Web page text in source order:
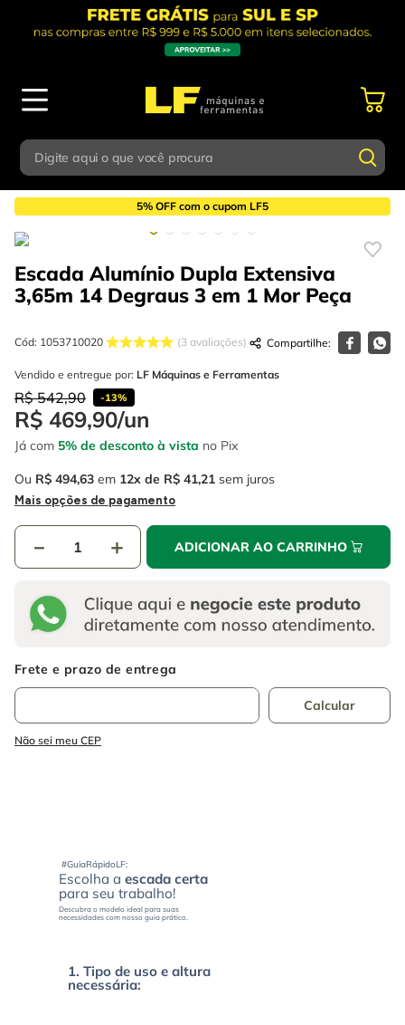
Digite aqui o que você procura
Digite aqui o que você procura
Escadas e Acessórios
5% OFF com o cupom LF5
Escada Alumínio Dupla Extensiva
3,65m 14 Degraus 3 em 1 Mor Peça
Cód: 1053710020 3 avaliações
Vendido e entregue por: LF Máquinas e Ferramentas
R$ 542,90 -13%
R$ 469,90/un
Já com 5% de desconto à vista no Pix
Ou R$ 494,63 em 12 R$ 41,21 sem juros
Mais opções de pagamento
＋
－ ADICIONAR AO CARRINHO
Não sei meu CEP
#GuiaRápidoLF:
Escolha a escada certa
para seu trabalho!
Descubra o modelo ideal para suas
necessidades com nosso guia prático.
1. Tipo de uso e altura
necessária:
Termos mais buscados
2º caixa ferramentas
esmerilhadeira
4º escada
5º serra circular
6 fio
7º serra copo
8º disco corte
luva
Termos mais buscados
º parafusadeira
º caixa ferramentas
º esmerilhadeira
º escada
º serra circular
º fio
disco corte
luva